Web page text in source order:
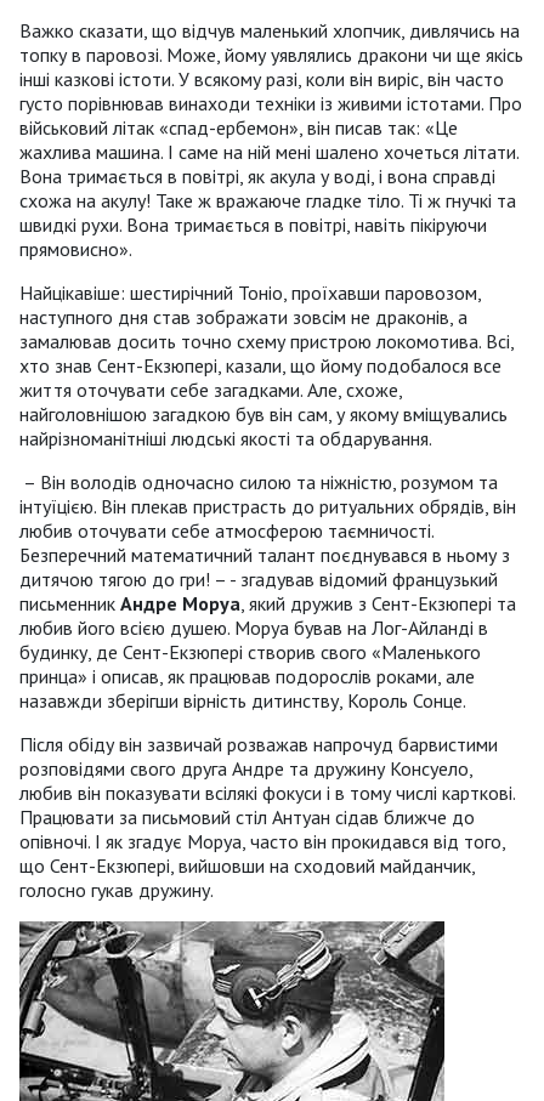
Важко сказати, що відчув маленький хлопчик, дивлячись на
топку в паровозі. Може, йому уявлялись дракони чи ще якісь
інші казкові істоти. У всякому разі, коли він виріс, він часто
густо порівнював винаходи техніки із живими істотами. Про
військовий літак «спад-ербемон», він писав так: «Це
жахлива машина. І саме на ній мені шалено хочеться літати.
Вона тримається в повітрі, як акула у воді, і вона справді
схожа на акулу! Таке ж вражаюче гладке тіло. Ті ж гнучкі та
швидкі рухи. Вона тримається в повітрі, навіть пікіруючи
прямовисно».
Найцікавіше: шестирічний Тоніо, проїхавши паровозом,
наступного дня став зображати зовсім не драконів, а
замалював досить точно схему пристрою локомотива. Всі,
хто знав Сент-Екзюпері, казали, що йому подобалося все
життя оточувати себе загадками. Але, схоже,
найголовнішою загадкою був він сам, у якому вміщувались
найрізноманітніші людські якості та обдарування.
– Він володів одночасно силою та ніжністю, розумом та
інтуїцією. Він плекав пристрасть до ритуальних обрядів, він
любив оточувати себе атмосферою таємничості.
Безперечний математичний талант поєднувався в ньому з
дитячою тягою до гри! – - згадував відомий французький
письменник Андре Моруа , який дружив з Сент-Екзюпері та
любив його всією душею. Моруа бував на Лог-Айланді в
будинку, де Сент-Екзюпері створив свого «Маленького
принца» і описав, як працював подорослів роками, але
назавжди зберігши вірність дитинству, Король Сонце.
Після обіду він зазвичай розважав напрочуд барвистими
розповідями свого друга Андре та дружину Консуело,
любив він показувати всілякі фокуси і в тому числі карткові.
Працювати за письмовий стіл Антуан сідав ближче до
опівночі. І як згадує Моруа, часто він прокидався від того,
що Сент-Екзюпері, вийшовши на сходовий майданчик,
голосно гукав дружину.